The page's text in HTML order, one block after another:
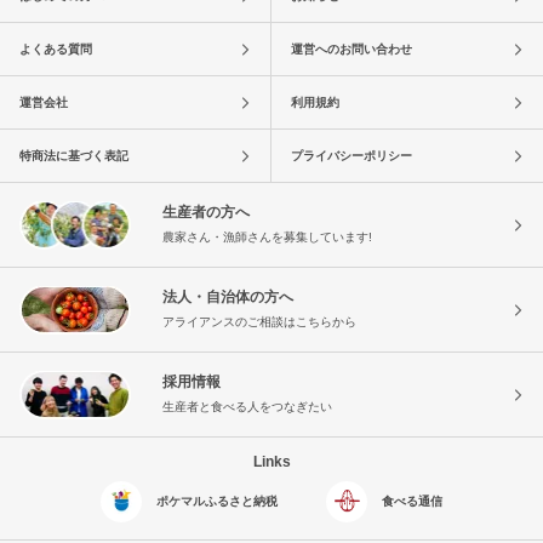
よくある質問 運営へのお問い合わせ
運営会社 利用規約
特商法に基づく表記 プライバシーポリシー
生産者の方へ
農家さん・漁師さんを募集しています!
法人・自治体の方へ
アライアンスのご相談はこちらから
採用情報
生産者と食べる人をつなぎたい
Links
ポケマルふるさと納税 食べる通信